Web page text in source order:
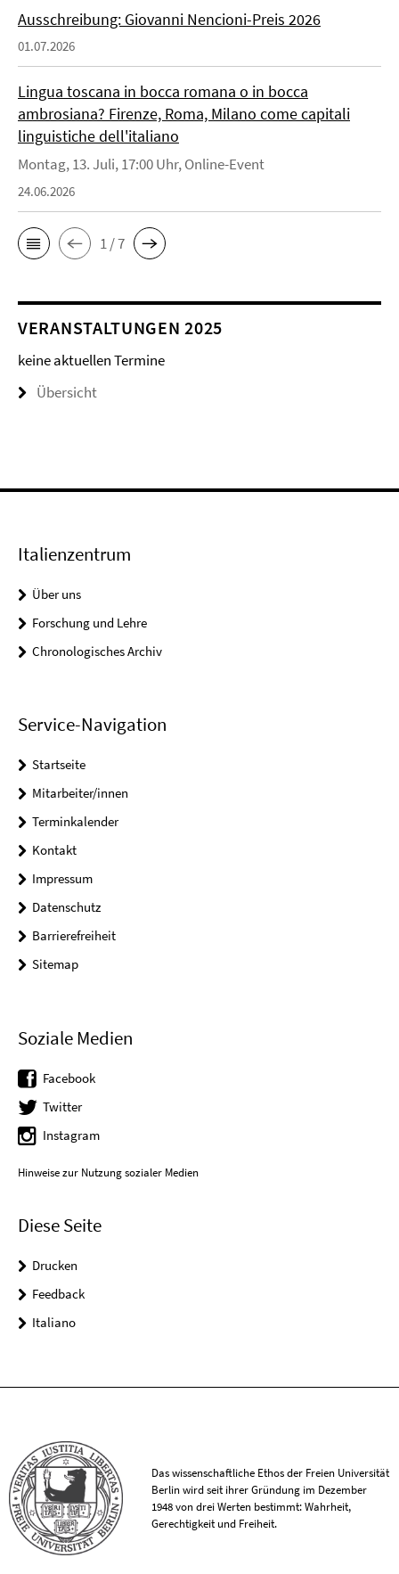
Ausschreibung: Giovanni Nencioni-Preis 2026
01.07.2026
Lingua toscana in bocca romana o in bocca
ambrosiana? Firenze, Roma, Milano come capitali
linguistiche dell'italiano
Montag, 13. Juli, 17:00 Uhr, Online-Event
24.06.2026
1 / 7
VERANSTALTUNGEN 2025
keine aktuellen Termine
Übersicht
Italienzentrum
Über uns
Forschung und Lehre
Chronologisches Archiv
Service-Navigation
Startseite
Mitarbeiter/innen
Terminkalender
Kontakt
Impressum
Datenschutz
Barrierefreiheit
Sitemap
Soziale Medien
Facebook
Twitter
Instagram
Hinweise zur Nutzung sozialer Medien
Diese Seite
Drucken
Feedback
Italiano
Das wissenschaftliche Ethos der Freien Universität
Berlin wird seit ihrer Gründung im Dezember
1948 von drei Werten bestimmt: Wahrheit,
Gerechtigkeit und Freiheit.